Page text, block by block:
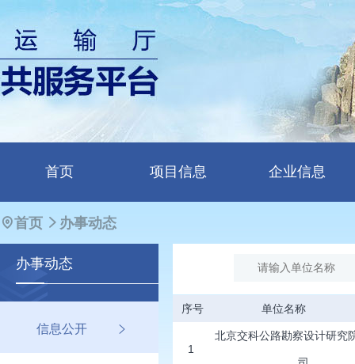
首页 项目信息 企业信息
首页 办事动态
办事动态
信息公开
序号 单位名称
1
北京交科公路勘察设计研究